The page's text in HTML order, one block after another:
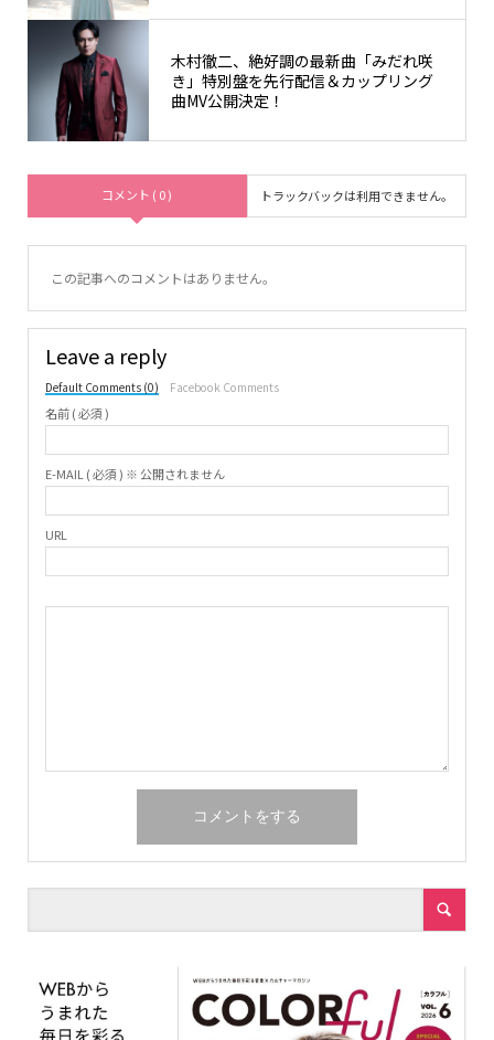
木村徹二、絶好調の最新曲「みだれ咲
き」特別盤を先行配信＆カップリング
曲MV公開決定！
コメント ( 0 ) トラックバックは利用できません。
この記事へのコメントはありません。
Leave a reply
Default Comments (0) Facebook Comments
名前 ( 必須 )
E-MAIL ( 必須 ) ※ 公開されません
URL